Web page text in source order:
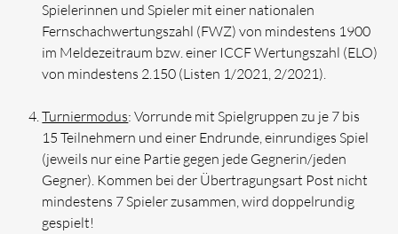
Spielerinnen und Spieler mit einer nationalen
Fernschachwertungszahl (FWZ) von mindestens 1900
im Meldezeitraum bzw. einer ICCF Wertungszahl (ELO)
von mindestens 2.150 (Listen 1/2021, 2/2021).
Turniermodus: Vorrunde mit Spielgruppen zu je 7 bis
15 Teilnehmern und einer Endrunde, einrundiges Spiel
(jeweils nur eine Partie gegen jede Gegnerin/jeden
Gegner). Kommen bei der Übertragungsart Post nicht
mindestens 7 Spieler zusammen, wird doppelrundig
gespielt!